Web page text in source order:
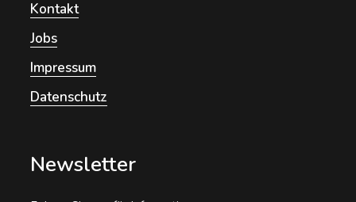
Kontakt
Jobs
Impressum
Datenschutz
Newsletter